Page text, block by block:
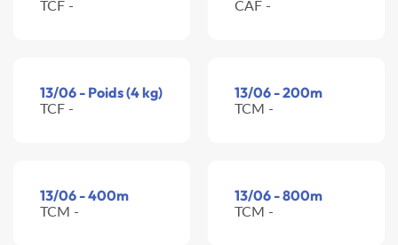
TCF - CAF -
13/06 - Poids (4 kg)
TCF -
13/06 - 200m
TCM -
13/06 - 400m
TCM -
13/06 - 800m
TCM -